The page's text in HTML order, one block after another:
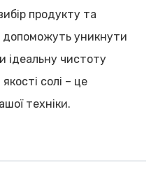
продукту та
допоможуть уникнути
ідеальну чистоту
солі – це
техніки.